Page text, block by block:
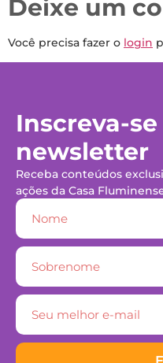
Deixe um
Você precisa fazer o login
Inscreva-
newsletter
Receba conteúdos
ações da Casa